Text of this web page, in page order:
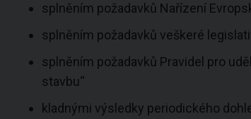
splněním požadavků Nařízení
splněním požadavků veškeré
splněním požadavků Pravidel pro
stavbu“
kladnými výsledky periodického